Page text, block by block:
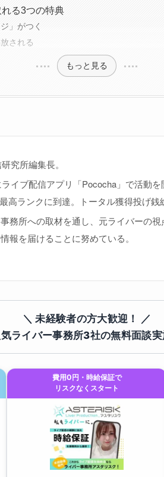
る3つの特典
」がつく
される
もっと見る
究所編集長。
イブ配信アプリ「Pococha」で活動
高ランクに到達。トータル獲得投げ銭
務所への取材を通し、元ライバーの
報を届けることに努めている。
＼ 未経験者の方大歓迎！ ／
ライバー事務所3社の無料面談実
費用0円・時給保証で
リスクなくスタート